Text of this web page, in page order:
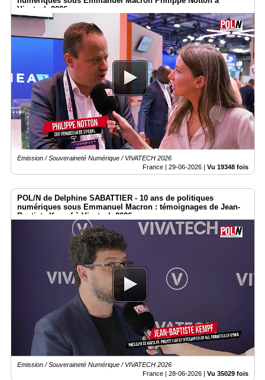
Vivatech 2026
Emission / Souveraineté Numérique / VIVATECH 2026
France | 29-06-2026 | Vu 19348 fois
POL/N de Delphine SABATTIER - 10 ans de politiques
numériques sous Emmanuel Macron : témoignages de Jean-
Baptiste Kempf à Vivatech 2026
Emission / Souveraineté Numérique / VIVATECH 2026
France | 28-06-2026 Vu 35029 fois